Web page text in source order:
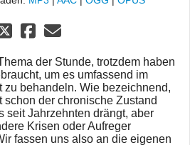
der Stunde, trotzdem haben
um es umfassend im
zu behandeln. Wie bezeichnend,
schon der chronische Zustand
seit Jahrzehnten drängt, aber
Krisen oder Aufreger
fassen uns also an die eigenen